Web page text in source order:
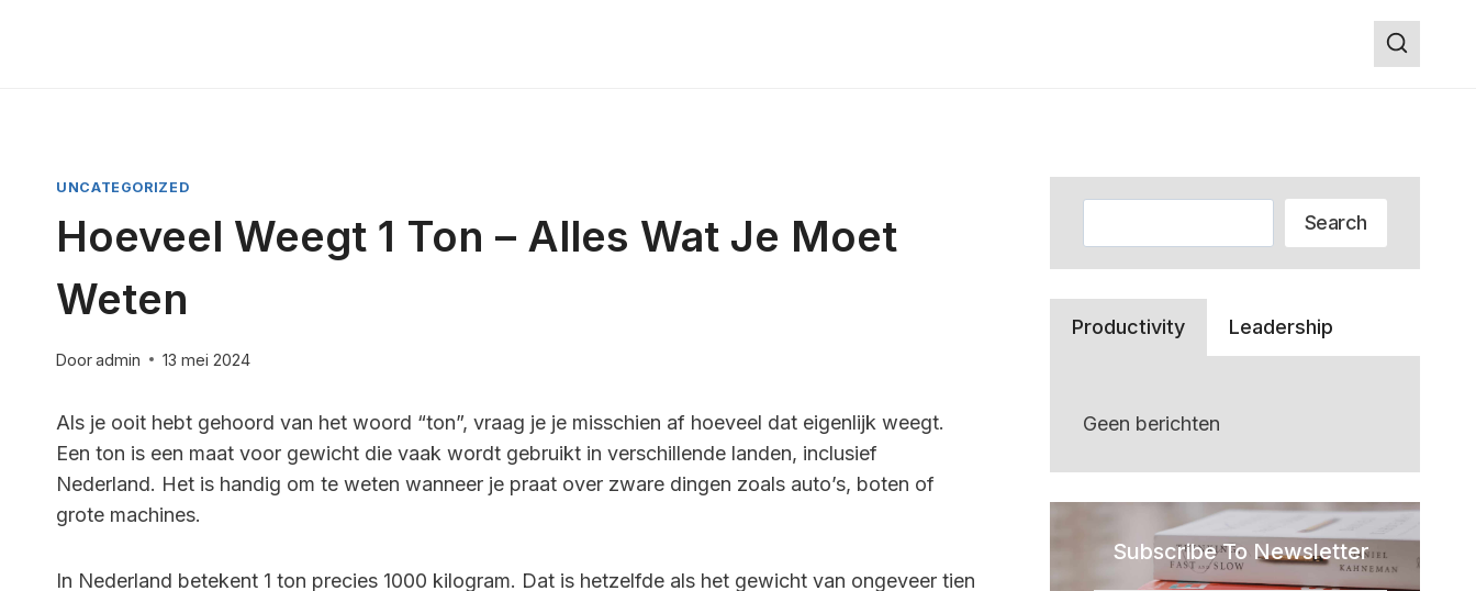
UNCATEGORIZED
Hoeveel Weegt 1 Ton – Alles Wat Je Moet
Weten
Dooradmin 13 mei 2024
Als je ooit hebt gehoord van het woord “ton”, vraag je je misschien af hoeveel dat eigenlijk weegt.
Een ton is een maat voor gewicht die vaak wordt gebruikt in verschillende landen, inclusief
Nederland. Het is handig om te weten wanneer je praat over zware dingen zoals auto’s, boten of
grote machines.
In Nederland betekent 1 ton precies 1000 kilogram. Dat is hetzelfde als het gewicht van ongeveer tien
Search
Productivity Leadership
Geen berichten
Subscribe To Newsletter